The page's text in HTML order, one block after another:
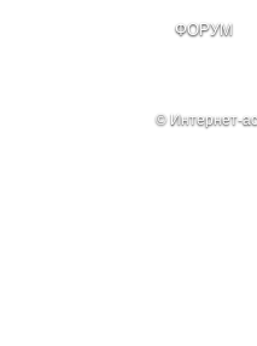
ФОРУМ
© Интернет-